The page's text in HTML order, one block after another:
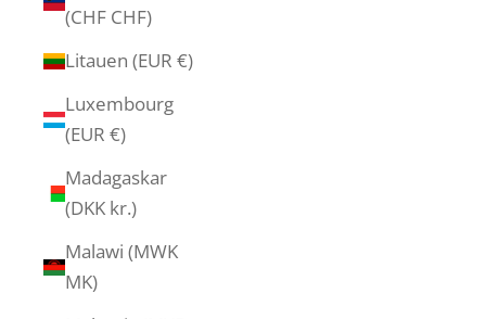
(CHF CHF)
Litauen (EUR €)
Luxembourg
(EUR €)
Madagaskar
(DKK kr.)
Malawi (MWK
MK)